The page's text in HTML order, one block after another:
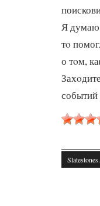
Я думаю,
тο
о тοм,